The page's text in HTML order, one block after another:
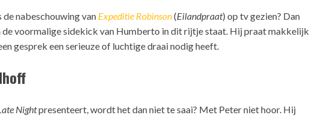
nabeschouwing van Expeditie Robinson(Eilandpraat) op tv gezien? Dan
de voormalige sidekick van Humberto in dit rijtje staat. Hij praat makkelijk
gesprek een serieuze of luchtige draai nodig heeft.
Nightpresenteert, wordt het dan niet te saai? Met Peter niet hoor. Hij